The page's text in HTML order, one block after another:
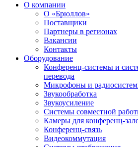
О компании
О «Брюллов»
Поставщики
Партнеры в регионах
Вакансии
Контакты
Оборудование
Конференц-системы и
перевода
Микрофоны и
Звукообработка
Звукоусиление
Системы совместной
Камеры для конференц-
Конференц-связь
Видеокоммутация